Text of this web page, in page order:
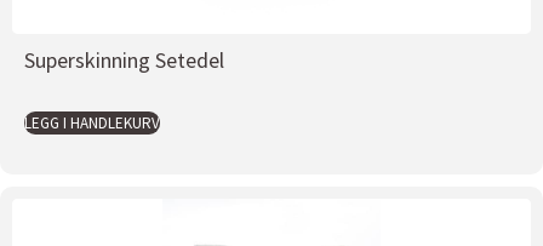
Superskinning Setedel
LEGG I HANDLEKURV